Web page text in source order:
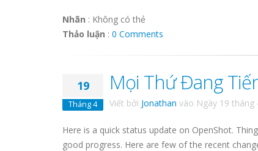
Nhãn : Không có thẻ
Thảo luận : 0 Comments
19
Tháng 4
Mọi Thứ Đang
Viết bởi Jonathan vào Ngày 19 tháng
Here is a quick status update on OpenShot.
good progress. Here are few of the recent